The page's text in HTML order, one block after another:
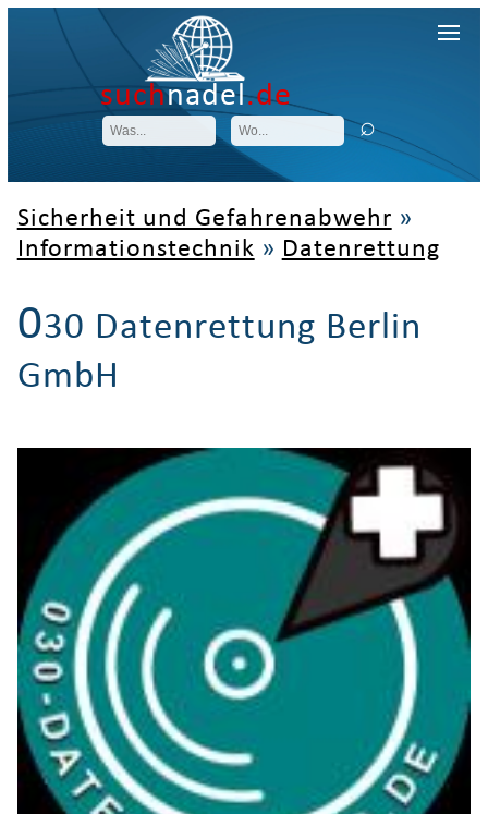
suchnadel.de
Sicherheit und Gefahrenabwehr »
Informationstechnik » Datenrettung
030 Datenrettung Berlin
GmbH